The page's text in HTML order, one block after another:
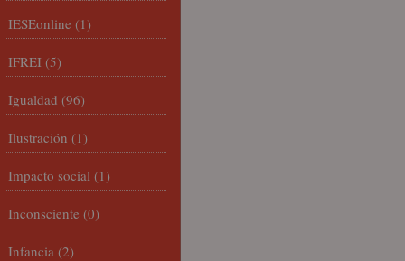
IESEonline (1)
IFREI (5)
Igualdad (96)
Ilustración (1)
Impacto social (1)
Inconsciente (0)
Infancia (2)